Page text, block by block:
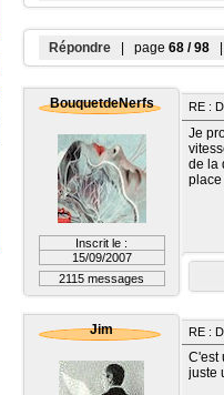
Répondre | page 68 / 98
BouquetdeNerfs
Inscrit le :
15/09/2007
2115 messages
RE :
Je
de la
place
Jim RE :
C'est
juste